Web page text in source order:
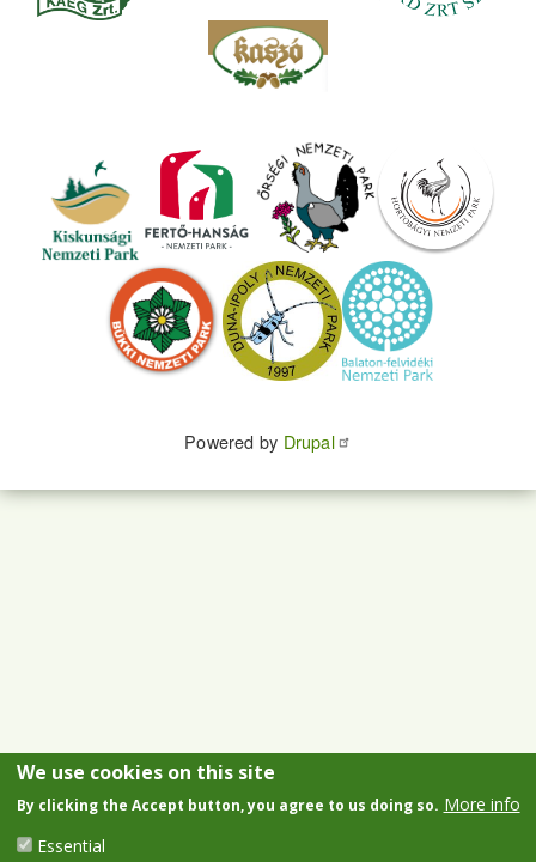
Powered by Drupal
We use cookies on this site
By clicking the Accept button, you agree to us doing so. More info
Essential